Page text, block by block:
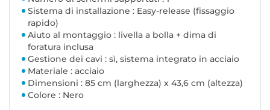
Sistema di installazione : Easy-release (fissaggio
rapido)
Aiuto al montaggio : livella a bolla + dima di
foratura inclusa
Gestione dei cavi : sì, sistema integrato in acciaio
Materiale : acciaio
Dimensioni : 85 cm (larghezza) x 43,6 cm (altezza)
Colore : Nero